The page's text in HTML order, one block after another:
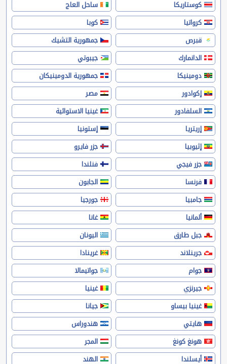
كوستاريكا
ساحل العاج
كرواتيا
كوبا
قبرص
جمهورية التشيك
الدانمارك
جيبوتي
دومينيكا
جمهورية الدومينيكان
إكوادور
مصر
السلفادور
غينيا الاستوائية
إريتريا
إستونيا
إثيوبيا
جزر فايرو
جزر فيجي
فنلندا
فرنسا
الجابون
جامبيا
جورجيا
ألمانيا
غانا
جبل طارق
اليونان
جرينلاند
غرينادا
جوام
جواتيمالا
جيرنزي
غينيا
غينيا بيساو
جيانا
هايتي
هندوراس
هونغ كونغ
المجر
أيسلندا
الهند